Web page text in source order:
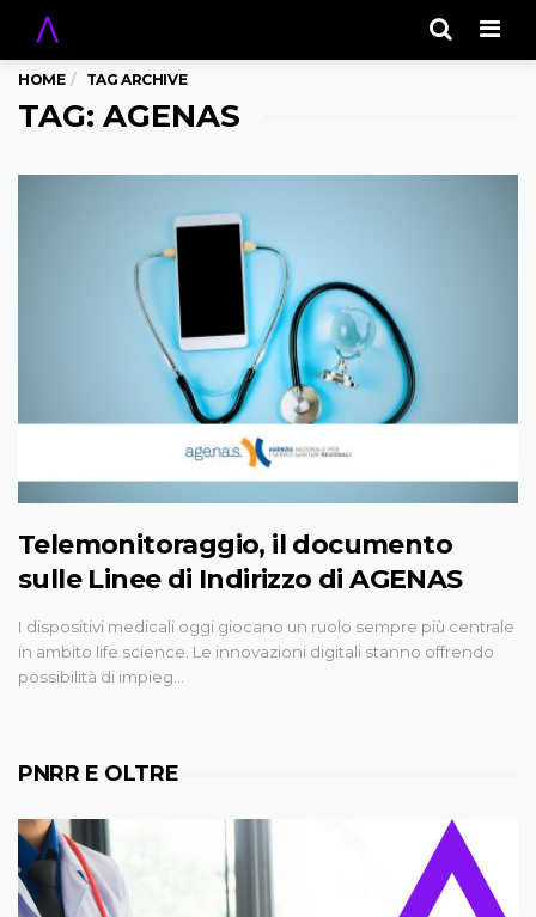
HOME TAG ARCHIVE
TAG: AGENAS
Telemonitoraggio, il documento
sulle Linee di Indirizzo di AGENAS
I dispositivi medicali oggi giocano un ruolo sempre più centrale
in ambito life science. Le innovazioni digitali stanno offrendo
possibilità di impieg…
PNRR E OLTRE